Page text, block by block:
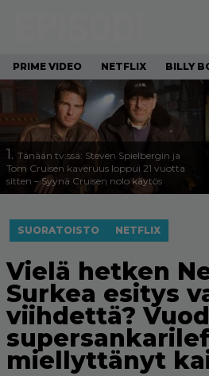
PRIME VIDEO NETFLIX BILLY
1. Tänään tv:ssä: Steven Spielbergin ja
Tom Cruisen kaveruus loppui 21 vuotta
sitten – Syynä Cruisen nolo käytös
SUORATOISTO NETFLIX
Vielä hetken
Surkea esitys
viihdettä?
miellyttänyt